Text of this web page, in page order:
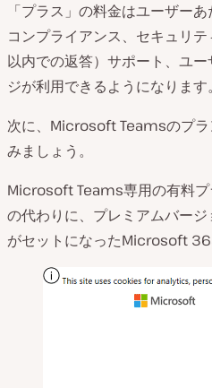
「プラス」の料金はユーザー
コンプライアンス、セキュリ
以内での返答）サポート、ユ
ジが利用できるようになります。
次に、Microsoft Teamsのプラ
みましょう。
Microsoft Teams専用の有料
の代わりに、プレミアムバー
がセットになったMicrosoft